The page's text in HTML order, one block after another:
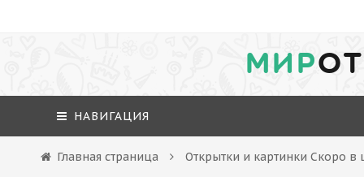
МИР
НАВИГАЦИЯ
Главная страница Открытки и картинки Скоро в